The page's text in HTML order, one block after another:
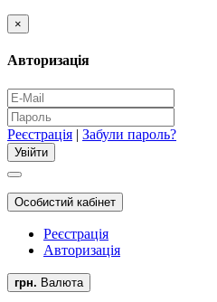
×
Авторизація
Реєстрація | Забули пароль?
Особистий кабінет
Реєстрація
Авторизація
грн. Валюта